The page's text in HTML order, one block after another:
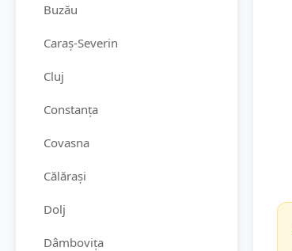
Buzău
Caraș-Severin
Cluj
Constanța
Covasna
Călărași
Dolj
Dâmbovița